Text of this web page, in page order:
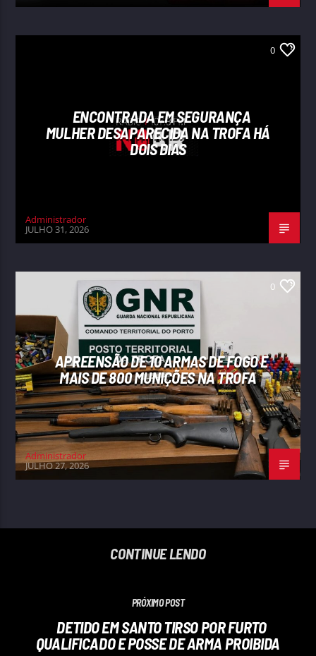
0
ENCONTRADA EM SEGURANÇA
MULHER DESAPARECIDA NA TROFA HÁ
DOIS DIAS
Administrador
JULHO 31, 2026
0
APREENSÃO DE 10 ARMAS DE FOGO E
MAIS DE 800 MUNIÇÕES NA TROFA
Administrador
JULHO 27, 2026
CONTINUE LENDO
PRÓXIMO POST
DETIDO EM SANTO TIRSO POR FURTO
QUALIFICADO E POSSE DE ARMA PROIBIDA